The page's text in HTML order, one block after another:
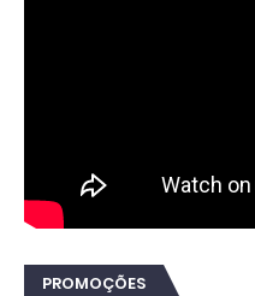
PROMOÇÕES